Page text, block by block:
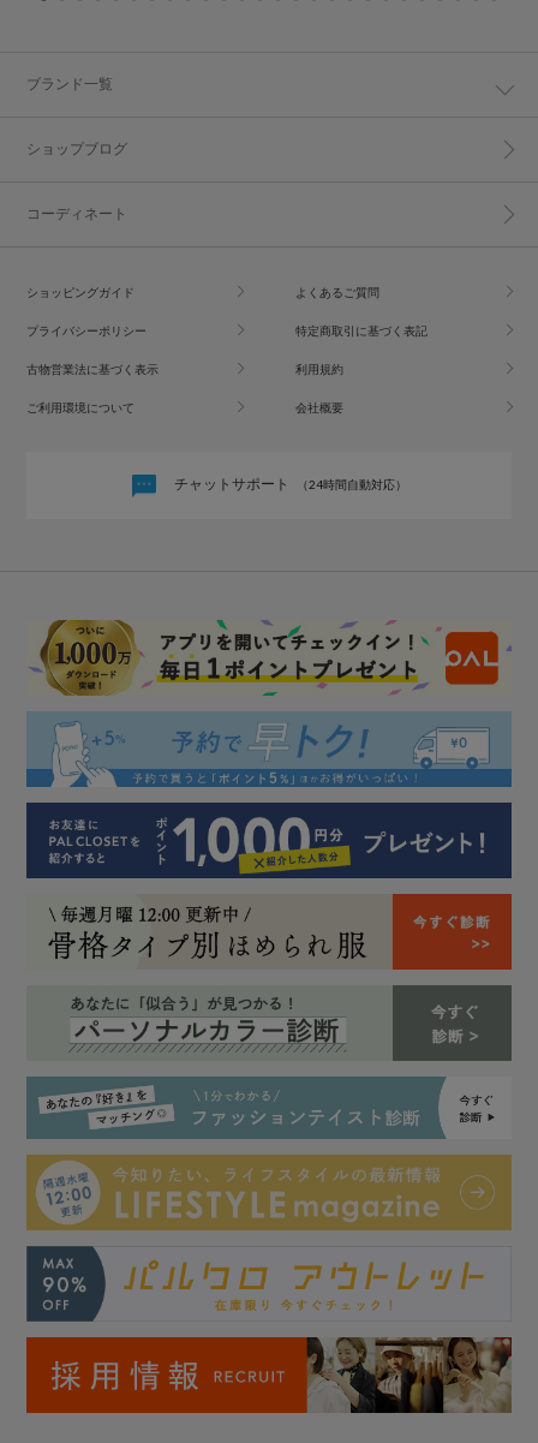
ブランド一覧
ショップブログ
コーディネート
ショッピングガイド よくあるご質問
プライバシーポリシー 特定商取引に基づく表記
古物営業法に基づく表示 利用規約
ご利用環境について 会社概要
チャットサポート （24時間自動対応）